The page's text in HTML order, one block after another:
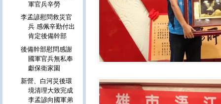
軍官兵辛勞
李孟諺慰問救災官
兵 感佩辛勤付出
肯定後備幹部
後備幹部慰問感謝
國軍官兵無私奉
獻保衛家園
新營、白河災後環
境清理大致完成
李孟諺向國軍弟